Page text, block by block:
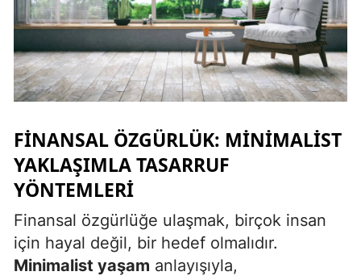
Aksaray
Bayburt
Karaman
Batman
Bartın
Ardahan
FINANSAL ÖZGÜRLÜK: MINIMALIST
YAKLAŞIMLA TASARRUF
YÖNTEMLERI
Finansal özgürlüğe ulaşmak, birçok insan
için hayal değil, bir hedef olmalıdır.
Minimalist yaşam anlayışıyla,